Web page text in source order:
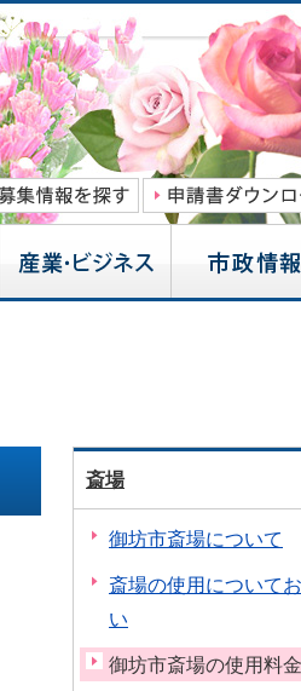
斎場
御坊市斎場について
斎場の使用について
い
御坊市斎場の使用料金